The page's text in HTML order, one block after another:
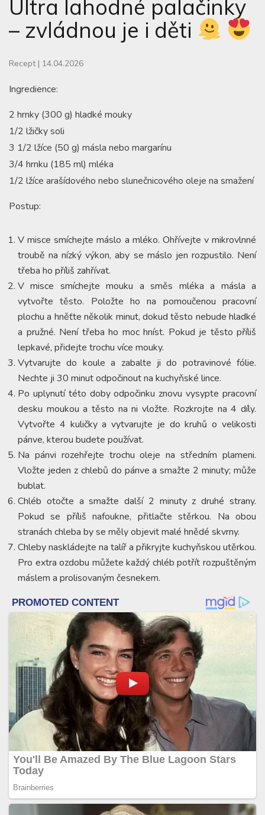
Ultra lahodné palačinky
– zvládnou je i děti
Recept | 14.04.2026
Ingredience:
2 hrnky (300 g) hladké mouky
1/2 lžičky soli
3 1/2 lžíce (50 g) másla nebo margarínu
3/4 hrnku (185 ml) mléka
1/2 lžíce arašídového nebo slunečnicového oleje na smažení
Postup:
V misce smíchejte máslo a mléko. Ohřívejte v mikrovlnné
troubě na nízký výkon, aby se máslo jen rozpustilo. Není
třeba ho příliš zahřívat.
V misce smíchejte mouku a směs mléka a másla a
vytvořte těsto. Položte ho na pomoučenou pracovní
plochu a hněťte několik minut, dokud těsto nebude hladké
a pružné. Není třeba ho moc hníst. Pokud je těsto příliš
lepkavé, přidejte trochu více mouky.
Vytvarujte do koule a zabalte ji do potravinové fólie.
Nechte ji 30 minut odpočinout na kuchyňské lince.
Po uplynutí této doby odpočinku znovu vysypte pracovní
desku moukou a těsto na ni vložte. Rozkrojte na 4 díly.
Vytvořte 4 kuličky a vytvarujte je do kruhů o velikosti
pánve, kterou budete používat.
Na pánvi rozehřejte trochu oleje na středním plameni.
Vložte jeden z chlebů do pánve a smažte 2 minuty; může
bublat.
Chléb otočte a smažte další 2 minuty z druhé strany.
Pokud se příliš nafoukne, přitlačte stěrkou. Na obou
stranách chleba by se měly objevit malé hnědé skvrny.
Chleby naskládejte na talíř a přikryjte kuchyňskou utěrkou.
Pro extra ozdobu můžete každý chléb potřít rozpuštěným
máslem a prolisovaným česnekem.